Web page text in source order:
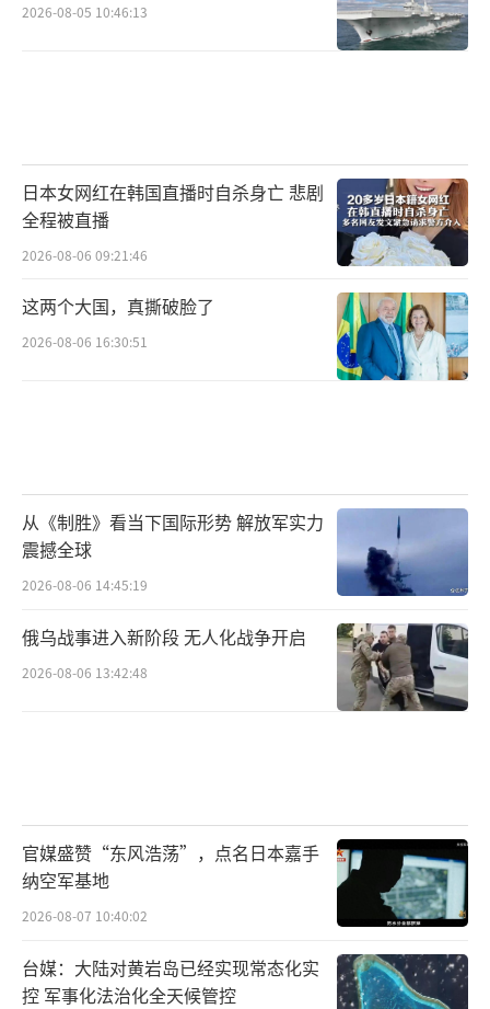
2026-08-05 10:46:13
日本女网红在韩国直播时自杀身亡 悲剧
全程被直播
2026-08-06 09:21:46
这两个大国，真撕破脸了
2026-08-06 16:30:51
从《制胜》看当下国际形势 解放军实力
震撼全球
2026-08-06 14:45:19
俄乌战事进入新阶段 无人化战争开启
2026-08-06 13:42:48
官媒盛赞“东风浩荡”，点名日本嘉手
纳空军基地
2026-08-07 10:40:02
台媒：大陆对黄岩岛已经实现常态化实
控 军事化法治化全天候管控